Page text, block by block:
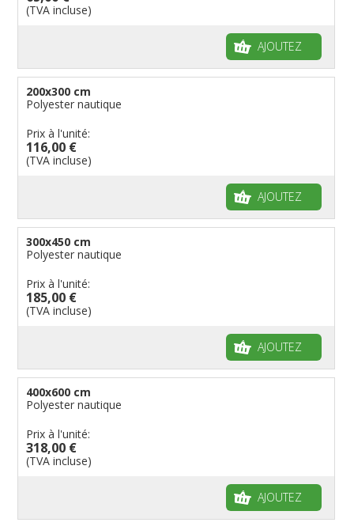
(TVA incluse)
AJOUTEZ
200x300 cm
Polyester nautique
Prix à l'unité:
116,00 €
(TVA incluse)
AJOUTEZ
300x450 cm
Polyester nautique
Prix à l'unité:
185,00 €
(TVA incluse)
AJOUTEZ
400x600 cm
Polyester nautique
Prix à l'unité:
318,00 €
(TVA incluse)
AJOUTEZ